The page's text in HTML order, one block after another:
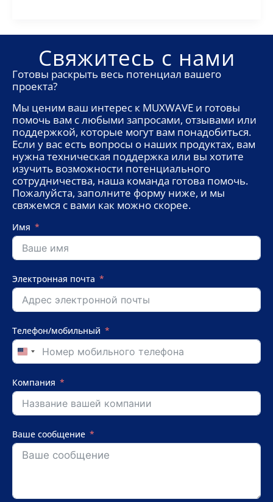
Свяжитесь с нами
Готовы раскрыть весь потенциал вашего
проекта?
Мы ценим ваш интерес к MUXWAVE и готовы
помочь вам с любыми запросами, отзывами или
поддержкой, которые могут вам понадобиться.
Если у вас есть вопросы о наших продуктах, вам
нужна техническая поддержка или вы хотите
изучить возможности потенциального
сотрудничества, наша команда готова помочь.
Пожалуйста, заполните форму ниже, и мы
свяжемся с вами как можно скорее.
Имя
Электронная почта
Телефон/мобильный
United
States
+1
Компания
Ваше сообщение